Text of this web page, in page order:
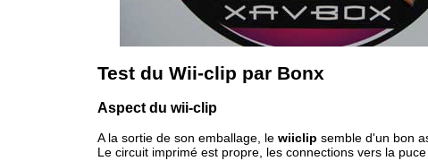
Test du Wii-clip par Bonx
Aspect du wii-clip
A la sortie de son emballage, le wiiclip semble d'un bon
Le circuit imprimé est propre, les connections vers la